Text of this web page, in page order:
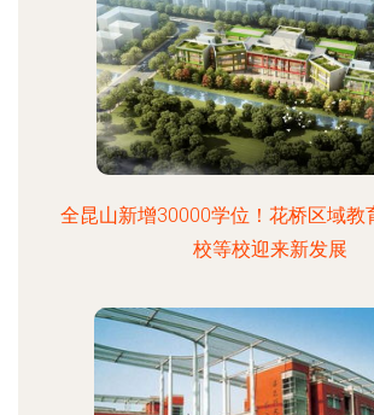
全昆山新增30000学位！花桥区域教
校等校迎来新发展